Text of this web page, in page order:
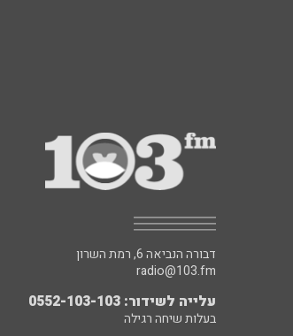
דבורה הנביאה 6, רמת השרון
radio@103.fm
עלייה לשידור: 0552-103-103
בעלות שיחה רגילה